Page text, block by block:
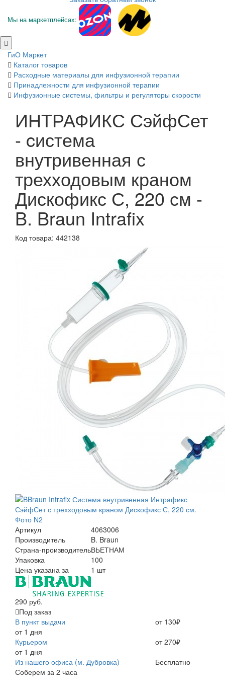
Мы на маркетплейсах:
ГиО Маркет
Каталог товаров
Расходные материалы для инфузионной терапии
Принадлежности для инфузионной терапии
Инфузионные системы, фильтры и регуляторы скорости
ИНТРАФИКС СэйфСет
- cистема
внутривенная с
трехходовым краном
Дискофикс С, 220 см -
B. Braun Intrafix
Код товара: 442138
Артикул
4063006
Производитель
B. Braun
Страна-производительВЬЕТНАМ
Упаковка
100
Цена указана за
1 шт
290 руб.
Под заказ
В пункт выдачи
от 1 дня
от 130₽
Курьером
от 1 дня
от 270₽
Из нашего офиса (м. Дубровка)
Соберем за 2 часа
Бесплатно